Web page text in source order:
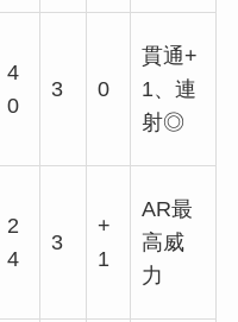
4
0
3 0
貫通+
1、連
射◎
2
4
3
+
1
AR最
高威
力